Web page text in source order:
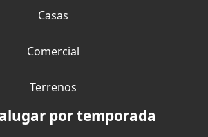
Casas
Comercial
Terrenos
por temporada